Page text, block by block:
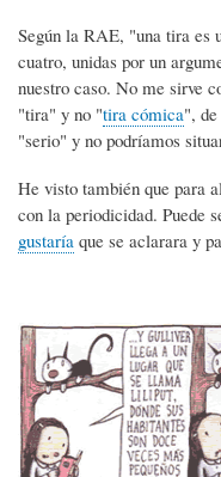
Según la RAE, "una tira es
cuatro, unidas por un
nuestro caso. No me sirve
"tira" y no "tira cómica",
"serio" y no podríamos
He visto también que para
con la periodicidad. Puede
gustaría que se aclarara y